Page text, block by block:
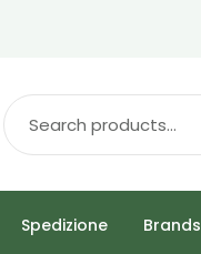
Spedizione Brands